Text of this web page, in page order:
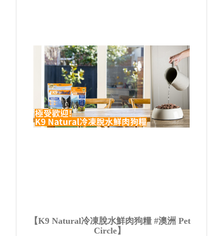
【K9 Natural冷凍脫水鮮肉狗糧 #澳洲 Pet
Circle】